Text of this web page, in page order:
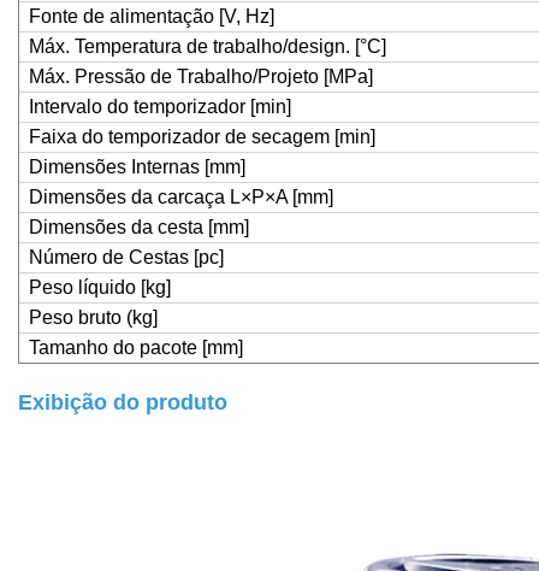
Fonte de alimentação [V, Hz]
Máx. Temperatura de trabalho/design. [°C]
Máx. Pressão de Trabalho/Projeto [MPa]
Intervalo do temporizador [min]
Faixa do temporizador de secagem [min]
Dimensões Internas [mm]
Dimensões da carcaça L×P×A [mm]
Dimensões da cesta [mm]
Número de Cestas [pc]
Peso líquido [kg]
Peso bruto (kg]
Tamanho do pacote [mm]
Exibição do produto